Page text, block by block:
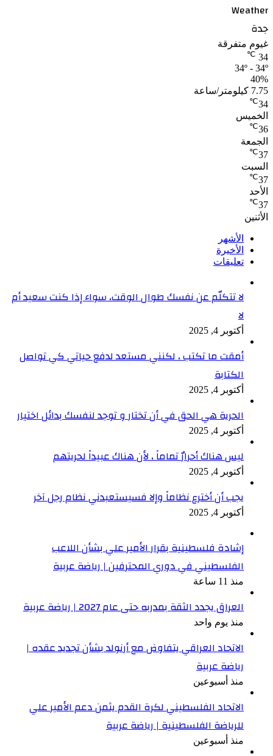
Weather
جدة
غيوم متفرقة
34
℃
34º - 34º
40%
7.75 كيلومتر/ساعة
34
℃
الخميس
36
℃
الجمعة
37
℃
السبت
37
℃
الأحد
37
℃
الأثنين
الأشهر
الأخيرة
تعليقات
لا تتكلّم عن نفسك طوال الوقت، سواء إذا كنت سعيد أم
لا
أكتوبر 4, 2025
أمقت ما تكتب ، لكنني مستعد لدفع حياتي كي تواصل
الكتابة
أكتوبر 4, 2025
الحرية هي الحق في أن تختار و توجد لنفسك بدائل اختيار
أكتوبر 4, 2025
ليس هناك أحرارٌ تماماً ، لأن هناك عبيداً لحريتهم
أكتوبر 4, 2025
يجب أن أخترع نظاماً وإلا فسيستعبدني نظام رجل آخر
أكتوبر 4, 2025
إشادة فلسطينية بقرار الأمير علي بشأن اللاعب
الفلسطيني في دوري المحترفين | رياضة عربية
منذ 11 ساعة
العراق يجدد الثقة بمدربه حتى عام 2027 | رياضة عربية
منذ يوم واحد
الاتحاد العراقي يتفاوض مع أرنولد بشأن تجديد عقده |
رياضة عربية
منذ أسبوعين
الاتحاد الفلسطيني لكرة القدم يثمن دعم الأمير علي
للرياضة الفلسطينية | رياضة عربية
منذ أسبوعين